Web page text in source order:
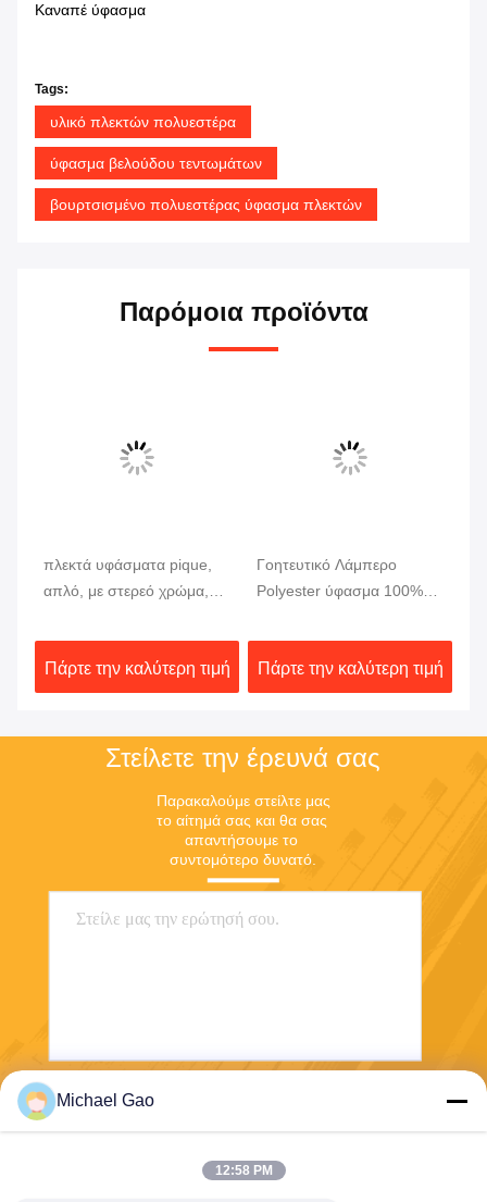
Καναπέ ύφασμα
Tags:
υλικό πλεκτών πολυεστέρα
ύφασμα βελούδου τεντωμάτων
βουρτσισμένο πολυεστέρας ύφασμα πλεκτών
Παρόμοια προϊόντα
πλεκτά υφάσματα pique,
απλό, με στερεό χρώμα,
INTERLOCK
Πάρτε την καλύτερη τιμή
Γοητευτικό Λάμπερο
Polyester ύφασμα 100%
πλεκτό μπλουζάκι
Γοητευτικό πλεκτό ύφασμα
για ένδυμα
Πάρτε την καλύτερη τιμή
Στείλετε την έρευνά σας
Παρακαλούμε στείλτε μας
το αίτημά σας και θα σας
απαντήσουμε το
συντομότερο δυνατό.
Michael Gao
12:58 PM